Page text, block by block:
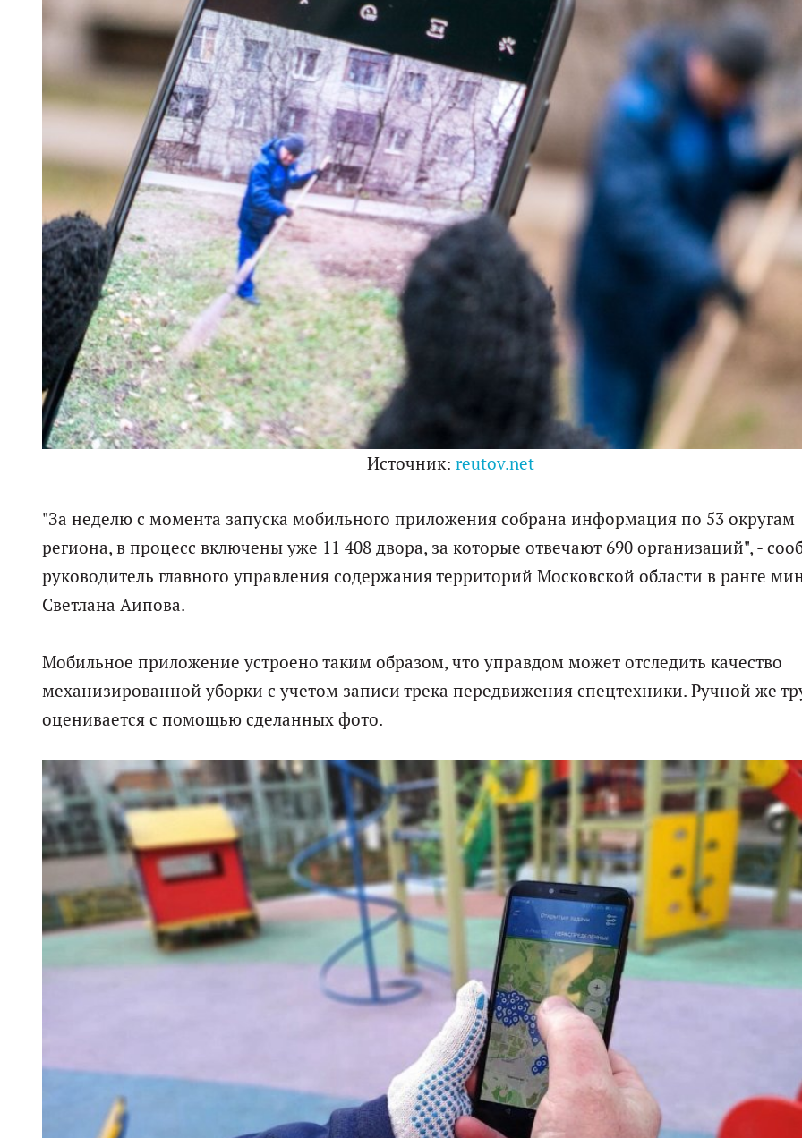
Источник: reutov.net
"За неделю с момента запуска мобильного приложения собрана информация по 53 округам
региона, в процесс включены уже 11 408 двора, за которые отвечают 690 организаций", -
руководитель главного управления содержания территорий Московской области в ранге
Светлана Аипова.
Мобильное приложение устроено таким образом, что управдом может отследить качество
механизированной уборки с учетом записи трека передвижения спецтехники. Ручной же
оценивается с помощью сделанных фото.